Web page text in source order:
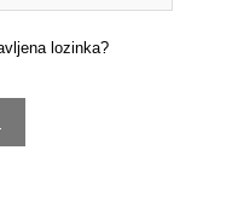
lozinka?